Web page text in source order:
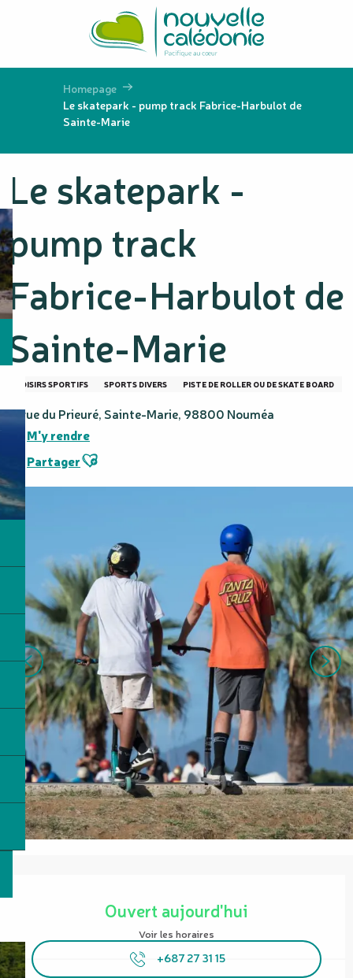
principal
Homepage
Le skatepark - pump track Fabrice-Harbulot de
Sainte-Marie
Le skatepark -
pump track
Fabrice-Harbulot de
Sainte-Marie
LOISIRS SPORTIFS SPORTS DIVERS PISTE DE ROLLER OU DE SKATE BOARD
8, rue du Prieuré, Sainte-Marie, 98800 Nouméa
M'y rendre
PartagerAjouter aux favoris
Ouvert aujourd'hui
Voir les horaires
+687 27 31 15